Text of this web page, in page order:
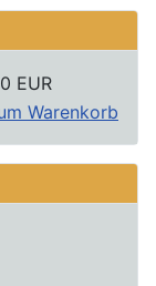
EUR
Warenkorb